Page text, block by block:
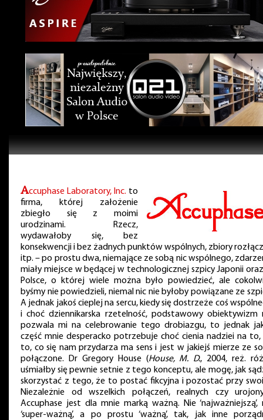
Accuphase Laboratory, Inc. to
firma, której założenie
zbiegło się z moimi
urodzinami. Rzecz,
wydawałoby się, bez
konsekwencji i bez żadnych punktów wspólnych, zbiory
itp. – po prostu dwa, niemające ze sobą nic wspólnego,
miały miejsce w będącej w technologicznej szpicy Japonii
Polsce, o której wiele można było powiedzieć, ale
byśmy nie powiedzieli, niemal nic nie byłoby powiązane ze
A jednak jakoś cieplej na sercu, kiedy się dostrzeże coś
i choć dziennikarska rzetelność, podstawowy obiektywizm
pozwala mi na celebrowanie tego drobiazgu, to jednak
część mnie desperacko potrzebuje choć cienia nadziei na to,
to, co się nam przydarza ma sens i jest w jakiejś mierze ze
połączone. Dr Gregory House (House, M. D., 2004, reż.
uśmiałby się pewnie setnie z tego konceptu, ale mogę, jak
skorzystać z tego, że to postać fikcyjna i pozostać przy
Niezależnie od wszelkich połączeń, realnych czy
Accuphase jest dla mnie marką ważną. Nie ‘najważniejszą’,
‘super-ważną’, a po prostu ‘ważną’, tak, jak inne